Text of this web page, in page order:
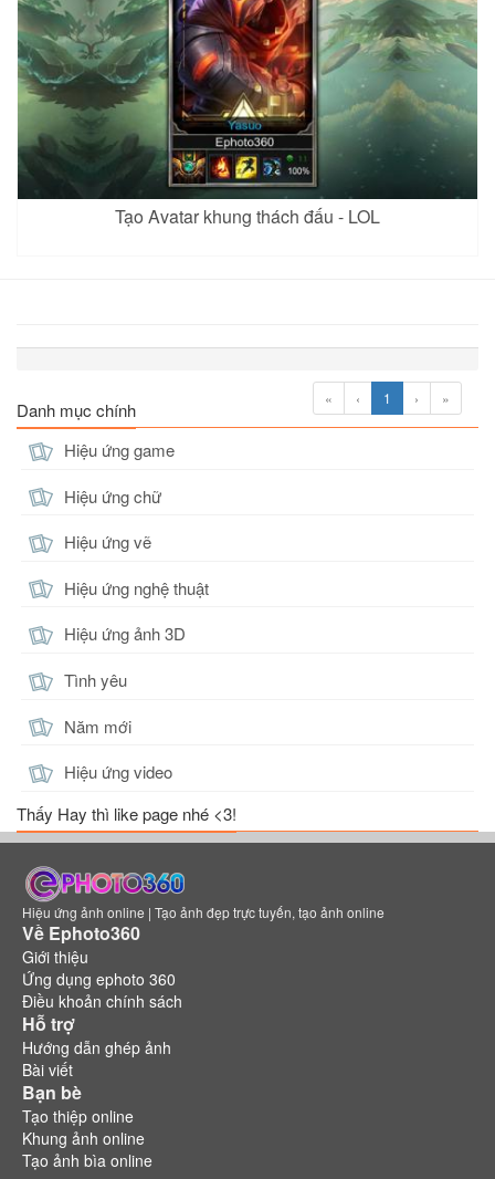
Tạo Avatar khung thách đấu - LOL
« ‹ 1 › »
Danh mục chính
Hiệu ứng game
Hiệu ứng chữ
Hiệu ứng vẽ
Hiệu ứng nghệ thuật
Hiệu ứng ảnh 3D
Tình yêu
Năm mới
Hiệu ứng video
Thấy Hay thì like page nhé <3!
Hiệu ứng ảnh online | Tạo ảnh đẹp trực tuyến, tạo ảnh online
Về Ephoto360
Giới thiệu
Ứng dụng ephoto 360
Điều khoản chính sách
Hỗ trợ
Hướng dẫn ghép ảnh
Bài viết
Bạn bè
Tạo thiệp online
Khung ảnh online
Tạo ảnh bìa online